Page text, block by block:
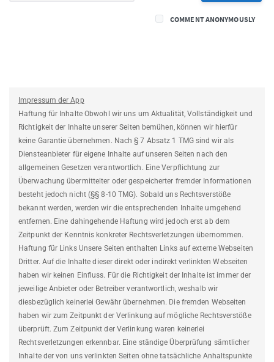
COMMENT ANONYMOUSLY
Impressum der App
Haftung für Inhalte Obwohl wir uns um Aktualität, Vollständigkeit und
Richtigkeit der Inhalte unserer Seiten bemühen, können wir hierfür
keine Garantie übernehmen. Nach § 7 Absatz 1 TMG sind wir als
Diensteanbieter für eigene Inhalte auf unseren Seiten nach den
allgemeinen Gesetzen verantwortlich. Eine Verpflichtung zur
Überwachung übermittelter oder gespeicherter fremder Informationen
besteht jedoch nicht (§§ 8-10 TMG). Sobald uns Rechtsverstöße
bekannt werden, werden wir die entsprechenden Inhalte umgehend
entfernen. Eine dahingehende Haftung wird jedoch erst ab dem
Zeitpunkt der Kenntnis konkreter Rechtsverletzungen übernommen.
Haftung für Links Unsere Seiten enthalten Links auf externe Webseiten
Dritter. Auf die Inhalte dieser direkt oder indirekt verlinkten Webseiten
haben wir keinen Einfluss. Für die Richtigkeit der Inhalte ist immer der
jeweilige Anbieter oder Betreiber verantwortlich, weshalb wir
diesbezüglich keinerlei Gewähr übernehmen. Die fremden Webseiten
haben wir zum Zeitpunkt der Verlinkung auf mögliche Rechtsverstöße
überprüft. Zum Zeitpunkt der Verlinkung waren keinerlei
Rechtsverletzungen erkennbar. Eine ständige Überprüfung sämtlicher
Inhalte der von uns verlinkten Seiten ohne tatsächliche Anhaltspunkte